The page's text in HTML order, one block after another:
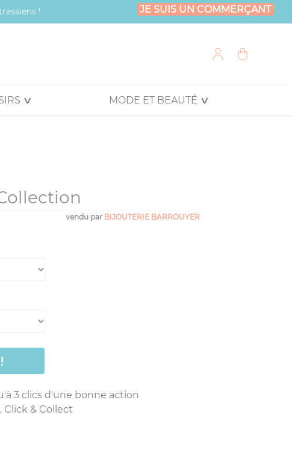
! JE SUIS UN COMMERÇANT
MODE ET BEAUTÉ
vendu par BIJOUTERIE BARROUYER
3 clics d'une bonne action
Click & Collect